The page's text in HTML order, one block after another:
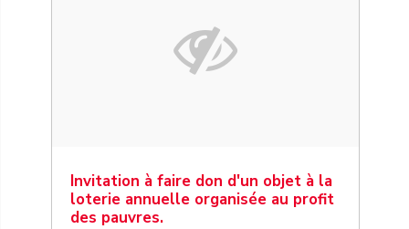
Invitation à faire don d'un objet à la
loterie annuelle organisée au profit
des pauvres.